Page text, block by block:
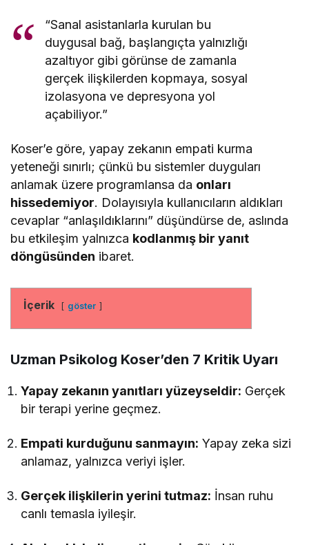
“Sanal asistanlarla kurulan bu
duygusal bağ, başlangıçta yalnızlığı
azaltıyor gibi görünse de zamanla
gerçek ilişkilerden kopmaya, sosyal
izolasyona ve depresyona yol
açabiliyor.”
Koser’e göre, yapay zekanın empati kurma
yeteneği sınırlı; çünkü bu sistemler duyguları
anlamak üzere programlansa da onları
hissedemiyor. Dolayısıyla kullanıcıların aldıkları
cevaplar “anlaşıldıklarını” düşündürse de, aslında
bu etkileşim yalnızca kodlanmış bir yanıt
döngüsünden ibaret.
İçerik göster
Uzman Psikolog Koser’den 7 Kritik Uyarı
Yapay zekanın yanıtları yüzeyseldir: Gerçek
bir terapi yerine geçmez.
Empati kurduğunu sanmayın: Yapay zeka sizi
anlamaz, yalnızca veriyi işler.
Gerçek ilişkilerin yerini tutmaz: İnsan ruhu
canlı temasla iyileşir.